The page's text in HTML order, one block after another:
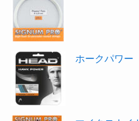
ホークパワー